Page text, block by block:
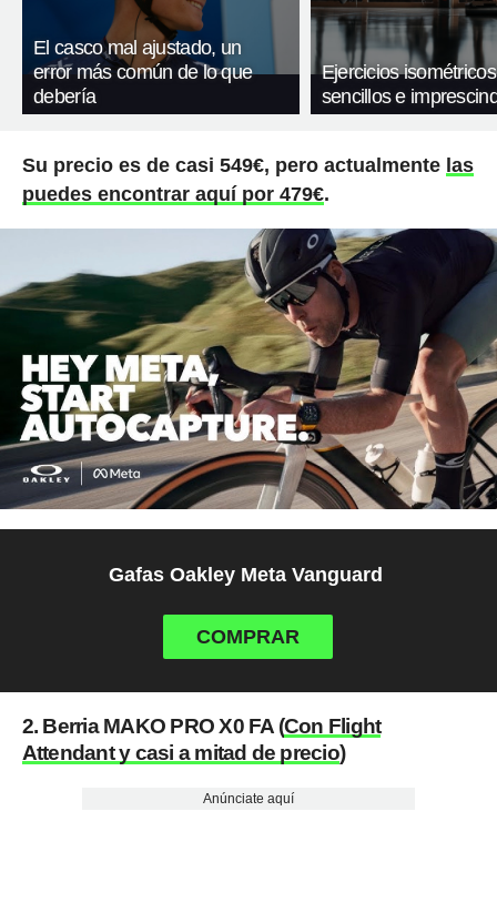
El casco mal ajustado, un
error más común de lo que
debería
Ejercicios
sencillos e
Su precio es de casi 549€, pero actualmente las
puedes encontrar aquí por 479€.
Gafas Oakley Meta Vanguard
COMPRAR
2. Berria MAKO PRO X0 FA (Con Flight
Attendant y casi a mitad de precio)
Anúnciate aquí